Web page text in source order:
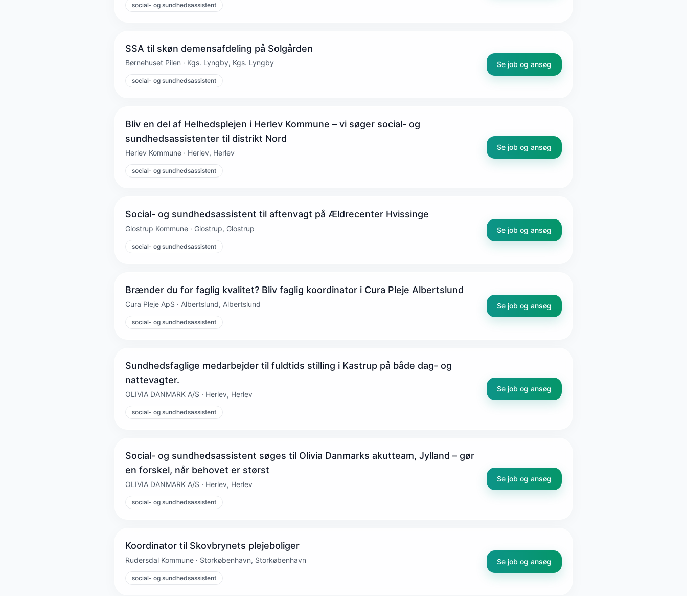
social- og sundhedsassistent
SSA til skøn demensafdeling på Solgården
Børnehuset Pilen · Kgs. Lyngby, Kgs. Lyngby
social- og sundhedsassistent
Se job og ansøg
Bliv en del af Helhedsplejen i Herlev Kommune – vi søger social- og
sundhedsassistenter til distrikt Nord
Herlev Kommune · Herlev, Herlev
social- og sundhedsassistent
Se job og ansøg
Social- og sundhedsassistent til aftenvagt på Ældrecenter Hvissinge
Glostrup Kommune · Glostrup, Glostrup
social- og sundhedsassistent
Se job og ansøg
Brænder du for faglig kvalitet? Bliv faglig koordinator i Cura Pleje Albertslund
Cura Pleje ApS · Albertslund, Albertslund
social- og sundhedsassistent
Se job og ansøg
Sundhedsfaglige medarbejder til fuldtids stilling i Kastrup på både dag- og
nattevagter.
OLIVIA DANMARK A/S · Herlev, Herlev
social- og sundhedsassistent
Se job og ansøg
Social- og sundhedsassistent søges til Olivia Danmarks akutteam, Jylland – gør
en forskel, når behovet er størst
OLIVIA DANMARK A/S · Herlev, Herlev
social- og sundhedsassistent
Se job og ansøg
Koordinator til Skovbrynets plejeboliger
Rudersdal Kommune · Storkøbenhavn, Storkøbenhavn
social- og sundhedsassistent
Se job og ansøg